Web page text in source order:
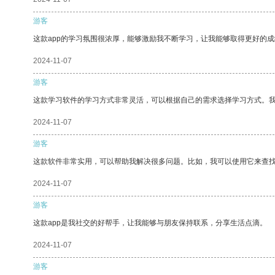
游客
这款app的学习氛围很浓厚，能够激励我不断学习，让我能够取得更好的
2024-11-07
游客
这款学习软件的学习方式非常灵活，可以根据自己的需求选择学习方式。
2024-11-07
游客
这款软件非常实用，可以帮助我解决很多问题。比如，我可以使用它来查
2024-11-07
游客
这款app是我社交的好帮手，让我能够与朋友保持联系，分享生活点滴。
2024-11-07
游客